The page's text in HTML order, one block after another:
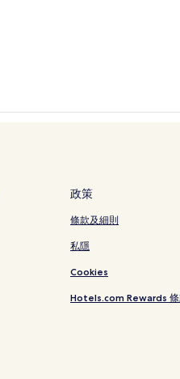
政策
條款及細則
私隱
Cookies
Hotels.com Rewards 條